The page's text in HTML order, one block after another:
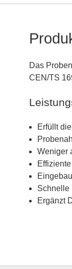
Das
CEN/TS
Erfüllt
Weniger
Schnelle
Ergänzt